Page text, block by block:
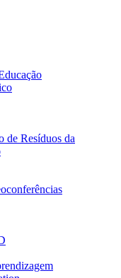
de Resíduos da